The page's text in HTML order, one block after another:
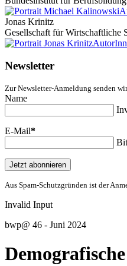
Jonas Krinitz
Gesellschaft für Wirtschaftliche
Newsletter
Zur Newsletter-Anmeldung senden
Name
E-Mail*
Jetzt abonnieren
Aus Spam-Schutzgründen ist der
Invalid Input
bwp@ 46 - Juni 2024